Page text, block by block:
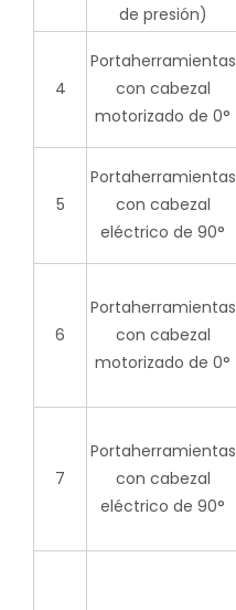
de presión)
4
Portaherramientas
con cabezal
motorizado de 0°
5
Portaherramientas
con cabezal
eléctrico de 90°
6
Portaherramientas
con cabezal
motorizado de 0°
7
Portaherramientas
con cabezal
eléctrico de 90°